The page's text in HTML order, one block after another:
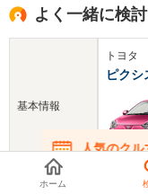
よく一緒に検
基本情報
トヨタ
ピクシ
人気のクル
在庫が無く
ホーム